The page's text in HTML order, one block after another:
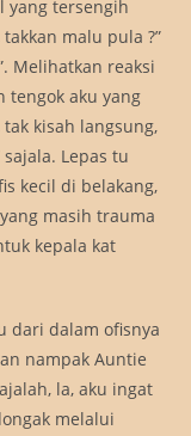
yang tersengih
malu pula ?”
Melihatkan reaksi
tengok aku yang
kisah langsung,
sajala. Lepas tu
kecil di belakang,
masih trauma
kepala kat
dari dalam ofisnya
nampak Auntie
la, aku ingat
melalui